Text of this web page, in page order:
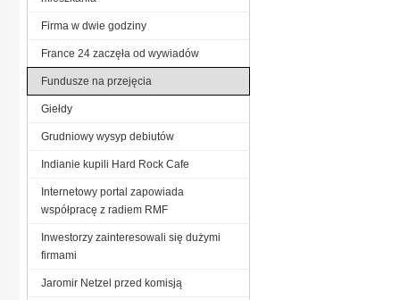
Firma w dwie godziny
France 24 zaczęła od wywiadów
Fundusze na przejęcia
Giełdy
Grudniowy wysyp debiutów
Indianie kupili Hard Rock Cafe
Internetowy portal zapowiada
współpracę z radiem RMF
Inwestorzy zainteresowali się dużymi
firmami
Jaromir Netzel przed komisją